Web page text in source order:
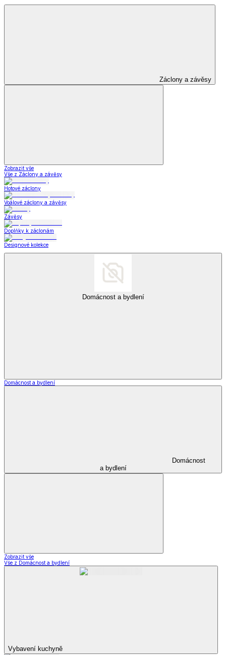
Záclony a závěsy
Zobrazit vše
Vše z Záclony a závěsy
Hotové záclony
Voálové záclony a závěsy
Závěsy
Doplňky k záclonám
Designové kolekce
Domácnost a bydlení
Domácnost a bydlení
Domácnost
a bydlení
Zobrazit vše
Vše z Domácnost a bydlení
Vybavení kuchyně